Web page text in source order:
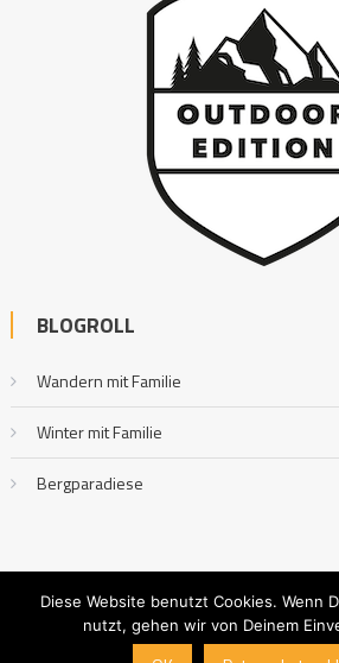
BLOGROLL
Wandern mit Familie
Winter mit Familie
Bergparadiese
Outdoor mit Familie|Editorial by
Diese Website benutzt Cookies. Wenn
nutzt, gehen wir von Deinem